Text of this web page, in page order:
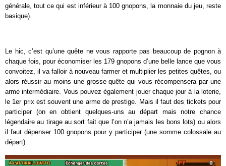
générale, tout ce qui est inférieur à 100 gnopons, la monnaie du jeu, reste
basique).
Le hic, c’est qu’une quête ne vous rapporte pas beaucoup de pognon à
chaque fois, pour économiser les 179 gnopons d’une belle lance que vous
convoitez, il va falloir à nouveau farmer et multiplier les petites quêtes, ou
alors réussir au moins une grosse quête qui vous récompensera par une
arme intermédiaire. Vous pouvez également jouer chaque jour à la loterie,
le 1er prix est souvent une arme de prestige. Mais il faut des tickets pour
participer (on en obtient quelques-uns au départ mais notre chance
légendaire au tirage au sort fait que l’on n’a jamais les bons lots) ou alors
il faut dépenser 100 gnopons pour y participer (une somme colossale au
départ).